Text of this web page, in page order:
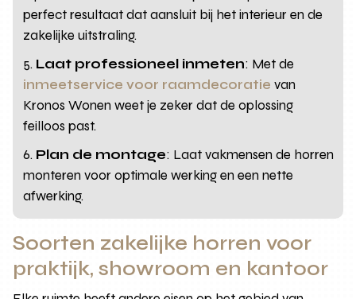
perfect resultaat dat aansluit bij het interieur en de
zakelijke uitstraling.
Laat professioneel inmeten: Met de
inmeetservice voor raamdecoratie van
Kronos Wonen weet je zeker dat de oplossing
feilloos past.
Plan de montage: Laat vakmensen de horren
monteren voor optimale werking en een nette
afwerking.
Soorten zakelijke horren voor
praktijk, showroom en kantoor